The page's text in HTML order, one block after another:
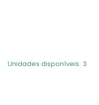
Unidades disponíveis: 3